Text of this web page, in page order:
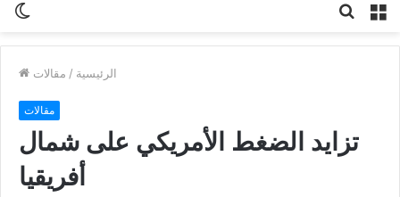
للبحث
الرئيسية / مقالات
مقالات
تزايد الضغط الأمريكي على شمال
أفريقيا